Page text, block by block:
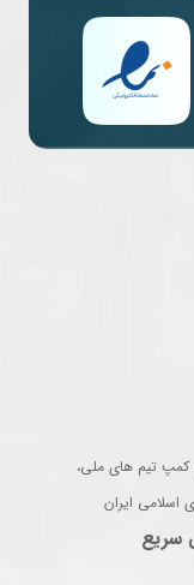
کمپ تیم های ملی،
اسلامی ایران
سریع